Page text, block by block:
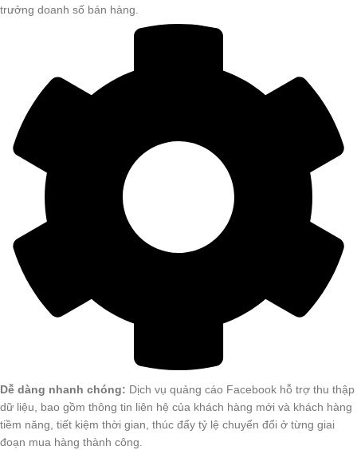
trưởng doanh số bán hàng.
Dễ dàng nhanh chóng: Dịch vụ quảng cáo Facebook hỗ trợ thu thập
dữ liệu, bao gồm thông tin liên hệ của khách hàng mới và khách hàng
tiềm năng, tiết kiệm thời gian, thúc đẩy tỷ lệ chuyển đổi ở từng giai
đoạn mua hàng thành công.